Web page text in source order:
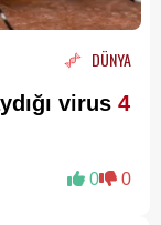
DÜNYA
virus 4
0 0